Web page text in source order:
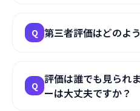
A
検索・比較できます。
Q 第三者評価はどのよ
価をいただく仕組みで
に評価内容を確認でき
Q 評価は誰でも見られ
ーは大丈夫ですか？